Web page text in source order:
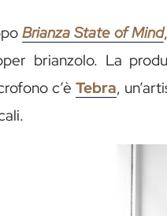
Brianza State of Mind
brianzolo. La
c’è Tebra,